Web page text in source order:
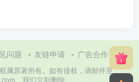
问题 友链申请 广告合作
属原著所有。如有侵权，请邮件至
，我们立刻删除。